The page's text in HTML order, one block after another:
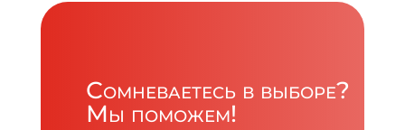
Сомневаетесь в выборе?
Мы поможем!